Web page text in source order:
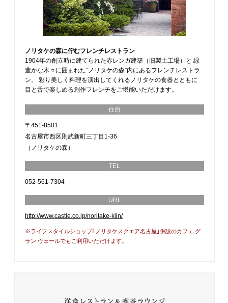
ノリタケの森に佇むフレンチレストラン
1904年の創立時に建てられた赤レンガ建築（旧製土工場）と 緑
豊かな木々に囲まれた“ノリタケの森”内にあるフレンチレストラ
ン。 彩り美しく料理を演出してくれるノリタケの食器とともに
目と舌で楽しめる創作フレンチをご堪能いただけます。
住所
〒451-8501
名古屋市西区則武新町三丁目1-36
（ノリタケの森）
TEL
052-561-7304
URL
http://www.castle.co.jp/noritake-kiln/
※ライフスタイルショップ｢ノリタケスクエア名古屋｣併設のカフェ グ
ラン ヴェールでもご利用いただけます。